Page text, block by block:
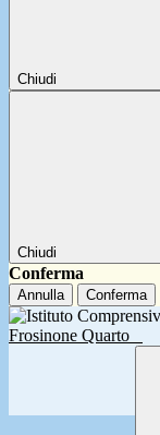
Chiudi
Chiudi
Conferma
Annulla Conferma
Frosinone Quarto